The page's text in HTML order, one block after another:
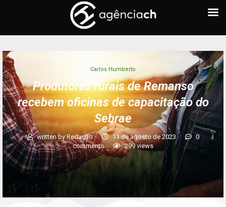
Carlos Humberto
Produtores rurais de Remanso
recebem oficinas de capacitação do
Sebrae
written byRedação 11 de agosto de 2023
0
comments
299views